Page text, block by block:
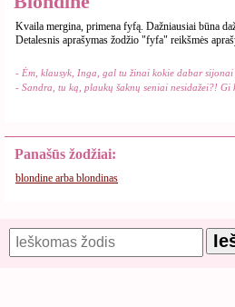
Kvaila mergina, primena fyfą. Dažniausiai būna
Detalesnis aprašymas žodžio "fyfa" reikšmės
- Ėm, klausyk, Inga, gal tu žinai kokie dabar
- Sandra, tu ką, plaukų šaknų seniai nesidažei?!
Panašūs žodžiai:
blondine arba blondinas